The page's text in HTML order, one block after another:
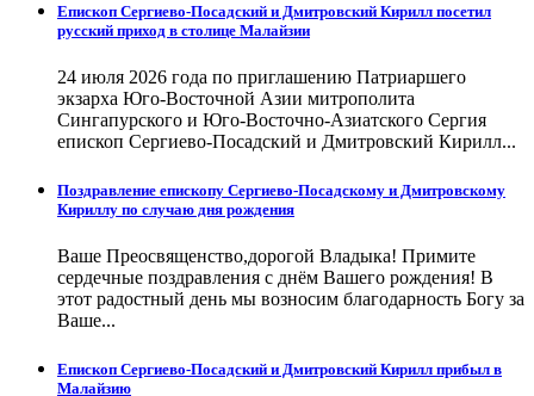
Епископ Сергиево-Посадский и Дмитровский Кирилл посетил
русский приход в столице Малайзии
24 июля 2026 года по приглашению Патриаршего
экзарха Юго-Восточной Азии митрополита
Сингапурского и Юго-Восточно-Азиатского Сергия
епископ Сергиево-Посадский и Дмитровский Кирилл...
Поздравление епископу Сергиево-Посадскому и Дмитровскому
Кириллу по случаю дня рождения
Ваше Преосвященство,дорогой Владыка! Примите
сердечные поздравления с днём Вашего рождения! В
этот радостный день мы возносим благодарность Богу за
Ваше...
Епископ Сергиево-Посадский и Дмитровский Кирилл прибыл в
Малайзию